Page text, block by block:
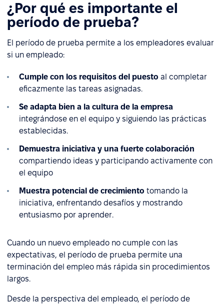
¿Por qué es importante el
período de prueba?
El período de prueba permite a los empleadores evaluar
si un empleado:
Cumple con los requisitos del puesto al completar
eficazmente las tareas asignadas.
Se adapta bien a la cultura de la empresa
integrándose en el equipo y siguiendo las prácticas
establecidas.
Demuestra iniciativa y una fuerte colaboración
compartiendo ideas y participando activamente con
el equipo
Muestra potencial de crecimiento tomando la
iniciativa, enfrentando desafíos y mostrando
entusiasmo por aprender.
Cuando un nuevo empleado no cumple con las
expectativas, el período de prueba permite una
terminación del empleo más rápida sin procedimientos
largos.
Desde la perspectiva del empleado, el período de